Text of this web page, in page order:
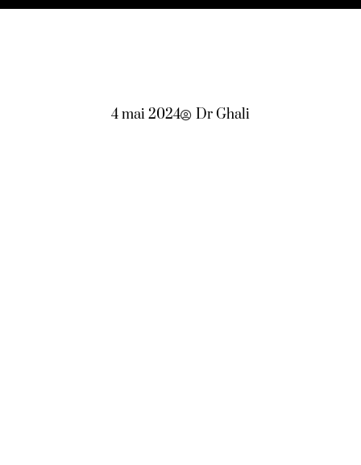
4 mai 2024 Dr Ghali